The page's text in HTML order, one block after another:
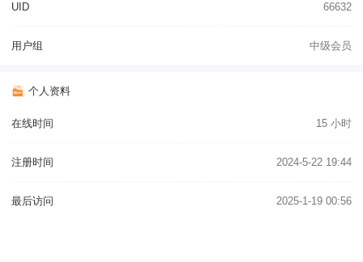
UID 66632
用户组 中级会员
个人资料
在线时间 15 小时
注册时间 2024-5-22 19:44
最后访问 2025-1-19 00:56